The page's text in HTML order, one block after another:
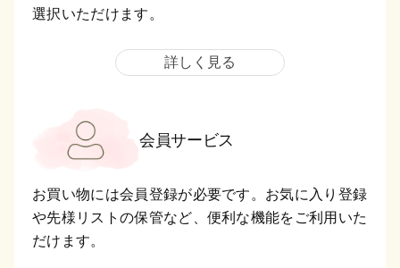
選択いただけます。
詳しく見る
会員サービス
お買い物には会員登録が必要です。お気に入り登録
や先様リストの保管など、便利な機能をご利用いた
だけます。